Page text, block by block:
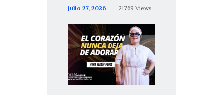
julio 27, 2026 21769 Views